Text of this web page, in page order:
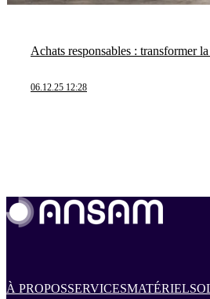
Achats responsables : transformer
06.12.25 12:28
À PROPOSSERVICESMATÉRIEL